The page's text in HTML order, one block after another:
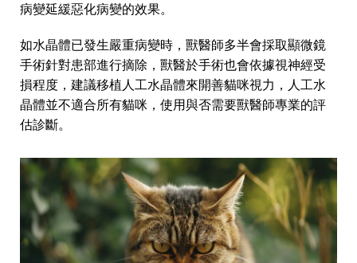
病變延緩惡化病變的效果。
如水晶體已發生嚴重病變時，獸醫師多半會採取顯微鏡
手術針對患部進行摘除，獸醫於手術也會依據視神經受
損程度，建議移植人工水晶體來開善貓咪視力，人工水
晶體並不適合所有貓咪，使用與否需要獸醫師專業的評
估診斷。